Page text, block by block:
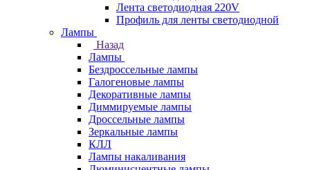
Лента светодиодная 220V
Профиль для ленты светодиодной
Лампы
Назад
Лампы
Бездроссельные лампы
Галогеновые лампы
Декоративные лампы
Диммируемые лампы
Дроссельные лампы
Зеркальные лампы
КЛЛ
Лампы накаливания